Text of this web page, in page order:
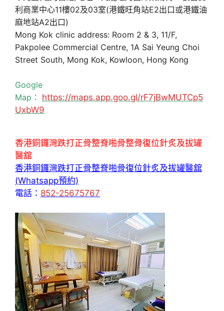
利商業中心11樓02及03室(港鐵旺角站E2出口或港鐵油
麻地站A2出口)
Mong Kok clinic address: Room 2 & 3, 11/F,
Pakpolee Commercial Centre, 1A Sai Yeung Choi
Street South, Mong Kok, Kowloon, Hong Kong
Google
Map： https://maps.app.goo.gl/rF7jBwMUTCp5
UxbW9
香港銅鑼灣跌打正骨整脊啪骨整骨復位針炙及拔罐
醫舘
香港銅鑼灣跌打正骨整脊啪骨復位針炙及拔罐醫舘
(Whatsapp預約)
電話： 852-25675767